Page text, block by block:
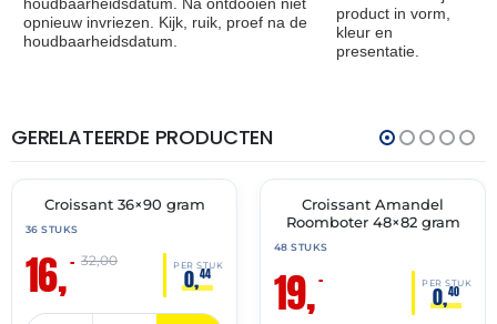
houdbaarheidsdatum. Na ontdooien niet
opnieuw invriezen. Kijk, ruik, proef na de
houdbaarheidsdatum.
product in vorm,
kleur en
presentatie.
GERELATEERDE PRODUCTEN
🔥 OP=OP
THT:
30-
Croissant 36×90 gram
36 STUKS
16,– PER STUK
0,44
32,00
🔥 OP=OP
Croissant Amandel
Roomboter 48×82 gram
48 STUKS
19,– PER STUK
0,40